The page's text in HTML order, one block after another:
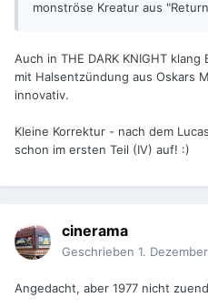
monströse Kreatur aus
Auch in THE DARK KNIGHT
mit Halsentzündung aus Oskars
innovativ.
Kleine Korrektur - nach dem
schon im ersten Teil (IV) auf! :)
cinerama
Geschrieben 1.
Angedacht, aber 1977 nicht